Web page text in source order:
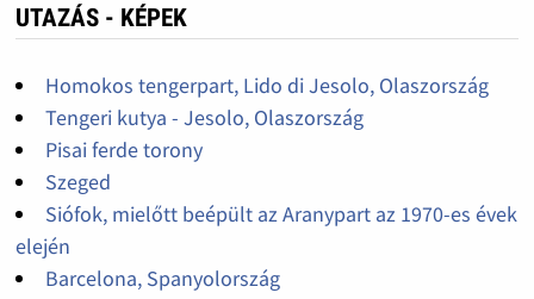
UTAZÁS - KÉPEK
Homokos tengerpart, Lido di Jesolo, Olaszország
Tengeri kutya - Jesolo, Olaszország
Pisai ferde torony
Szeged
Siófok, mielőtt beépült az Aranypart az 1970-es évek
elején
Barcelona, Spanyolország